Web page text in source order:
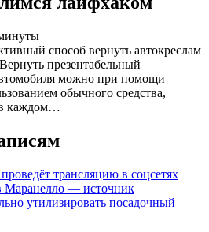
способ вернуть автокреслам
презентабельный
можно при помощи
обычного средства,
в каждом…
трансляцию в соцсетях
Маранелло — источник
утилизировать посадочный